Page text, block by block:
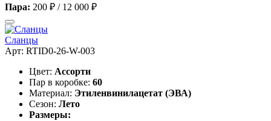
Пара: 200 ₽ / 12 000 ₽
Сланцы
Арт: RTID0-26-W-003
Цвет: Ассорти
Пар в коробке: 60
Материал: Этиленвинилацетат (ЭВА)
Сезон: Лето
Размеры: